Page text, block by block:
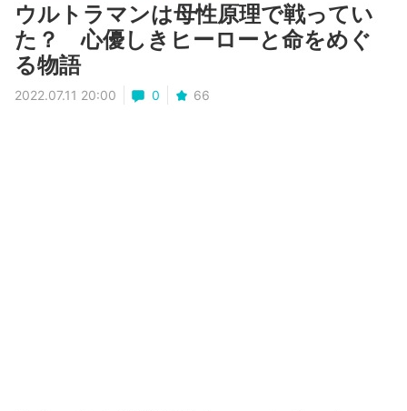
ウルトラマンは母性原理で戦ってい
た？ 心優しきヒーローと命をめぐ
る物語
2022.07.11 20:00 0 66